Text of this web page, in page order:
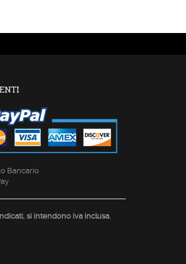
Bancario
si intendono iva inclusa.